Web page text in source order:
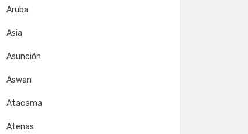
Aruba
Asia
Asunción
Aswan
Atacama
Atenas